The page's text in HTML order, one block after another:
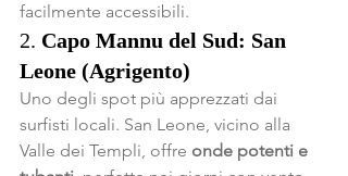
facilmente accessibili.
2. Capo Mannu del Sud: San
Leone (Agrigento)
Uno degli spot più apprezzati dai
surfisti locali. San Leone, vicino alla
Valle dei Templi, offre onde potenti e